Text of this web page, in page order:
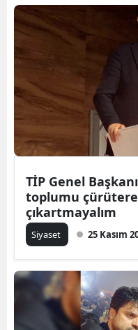
TİP Genel
toplumu
çıkartmayalım
Siyaset 25 Kasım